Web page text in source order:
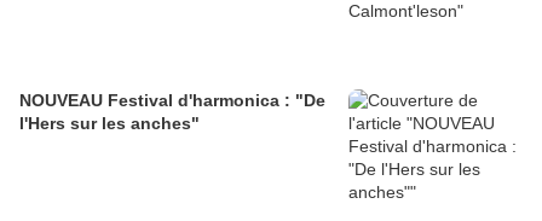
NOUVEAU Festival d'harmonica : "De
l'Hers sur les anches"